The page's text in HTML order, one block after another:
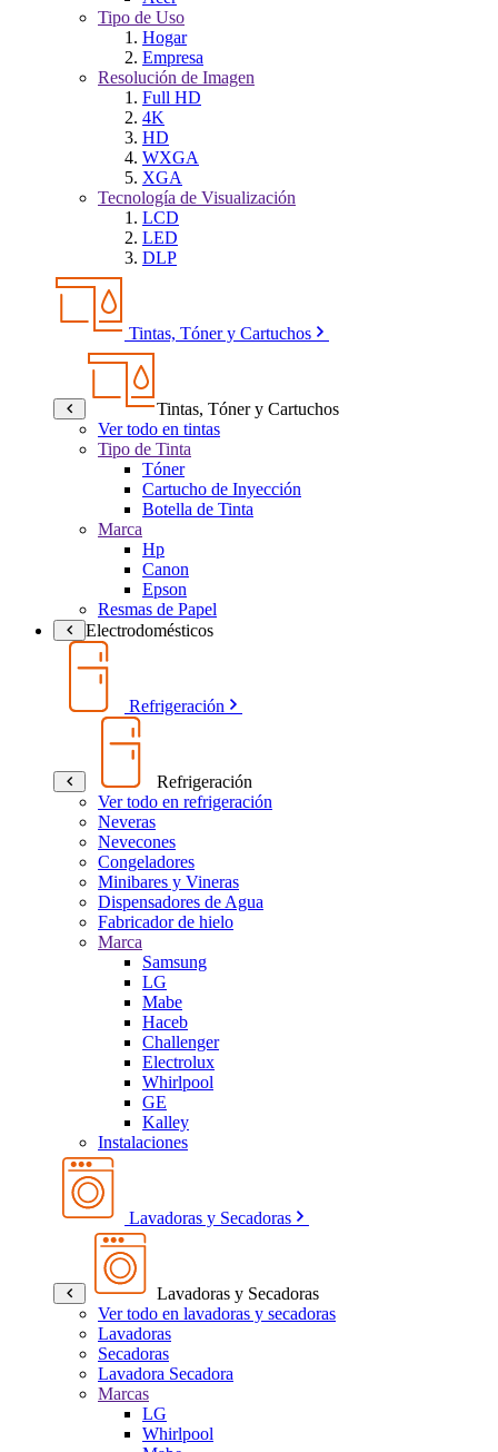
Tipo de Uso
Hogar
Empresa
Resolución de Imagen
Full HD
4K
HD
WXGA
XGA
Tecnología de Visualización
LCD
LED
DLP
Tintas, Tóner y Cartuchos
Tintas, Tóner y Cartuchos
Ver todo en tintas
Tipo de Tinta
Tóner
Cartucho de Inyección
Botella de Tinta
Marca
Hp
Canon
Epson
Resmas de Papel
Electrodomésticos
Refrigeración
Refrigeración
Ver todo en refrigeración
Neveras
Nevecones
Congeladores
Minibares y Vineras
Dispensadores de Agua
Fabricador de hielo
Marca
Samsung
LG
Mabe
Haceb
Challenger
Electrolux
Whirlpool
GE
Kalley
Instalaciones
Lavadoras y Secadoras
Lavadoras y Secadoras
Ver todo en lavadoras y secadoras
Lavadoras
Secadoras
Lavadora Secadora
Marcas
LG
Whirlpool